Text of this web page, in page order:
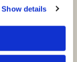
Show details
od mora : 250 M
u Brodarici,
na svega 250